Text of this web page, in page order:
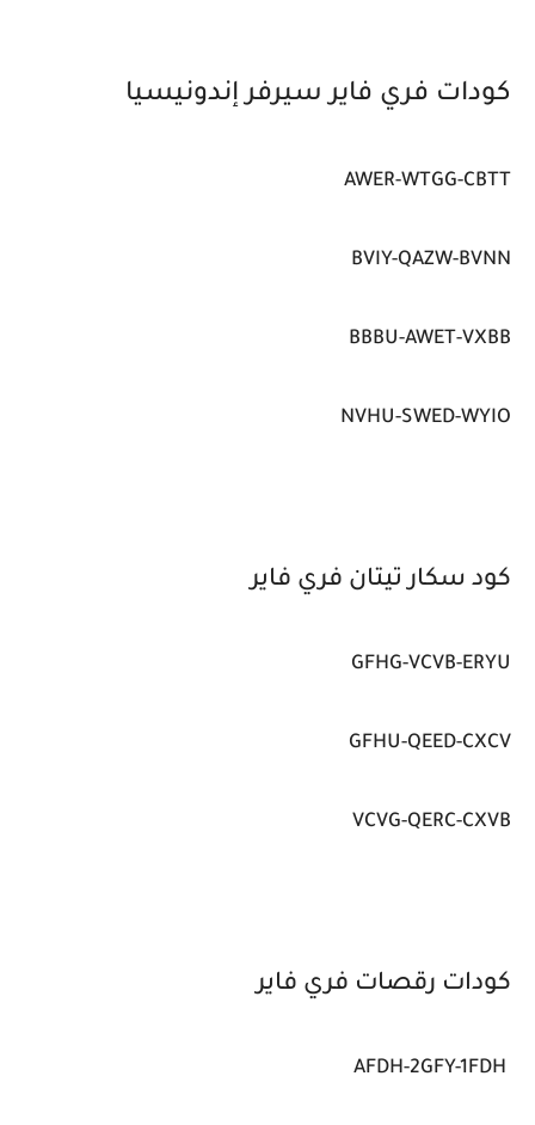
كودات فري فاير سيرفر إندونيسيا
AWER-WTGG-CBTT
BVIY-QAZW-BVNN
BBBU-AWET-VXBB
NVHU-SWED-WYIO
كود سكار تيتان فري فاير
GFHG-VCVB-ERYU
GFHU-QEED-CXCV
VCVG-QERC-CXVB
كودات رقصات فري فاير